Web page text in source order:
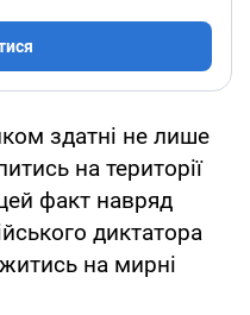
здатні не лише
на території
факт навряд
диктатора
на мирні